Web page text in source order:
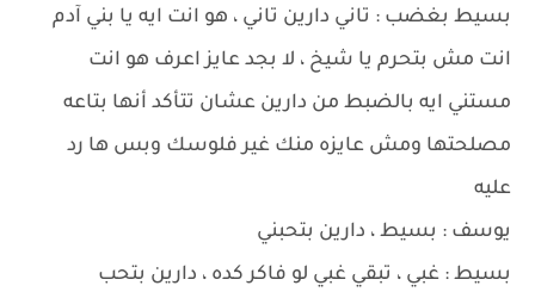
بسيط بغضب : تاني دارين تاني ، هو انت ايه يا بني آدم
انت مش بتحرم يا شيخ ، لا بجد عايز اعرف هو انت
مستني ايه بالضبط من دارين عشان تتأكد أنها بتاعه
مصلحتها ومش عايزه منك غير فلوسك وبس ها رد
عليه
يوسف : بسيط ، دارين بتحبني
بسيط : غبي ، تبقي غبي لو فاكر كده ، دارين بتحب